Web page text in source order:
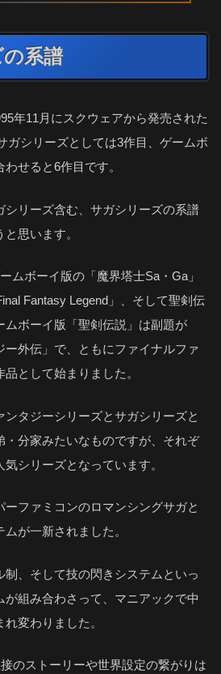
系譜
年11月にスクウェアから発売された
ガシリーズとしては3作目、ゲームボ
せると6作目です。
シリーズ含む、サガシリーズの系譜
思います。
ムボーイ版の「魔界塔士Sa・Ga」
Fantasy Legend」、そして聖剣伝
ムボーイ版「聖剣伝説」は副題が
ー外伝」で、ともにファイナルファ
として始まりました。
タジーシリーズとサガシリーズと
・分家みたいなものですが、それぞ
シリーズとなっています。
ファミコンのロマンシングサガと
が一新されました。
制、そして技の閃きシステムといっ
が組み合わさって、マニアックで中
変わりました。
のストーリーや世界設定の繋がりは